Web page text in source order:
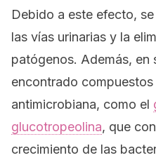
Debido a este efecto,
las vías urinarias y la
patógenos. Además, en
encontrado
antimicrobiana, como el
glucotropeolina, que
crecimiento de las